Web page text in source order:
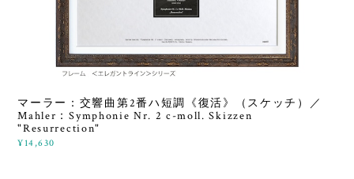
マーラー：交響曲第2番ハ短調《復活》（スケッチ）／
Mahler：Symphonie Nr. 2 c-moll. Skizzen
"Resurrection"
¥14,630